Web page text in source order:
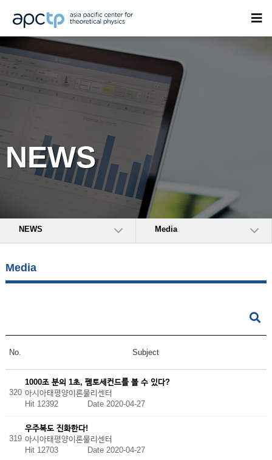
NEWS
NEWS Media
Media
No. Subject
320
1000조 분의 1초, 펨토세컨드를 볼 수 있다?
아시아태평양이론물리센터
Hit 12392 Date 2020-04-27
319
우주복도 진화한다!
아시아태평양이론물리센터
Hit 12703 Date 2020-04-27